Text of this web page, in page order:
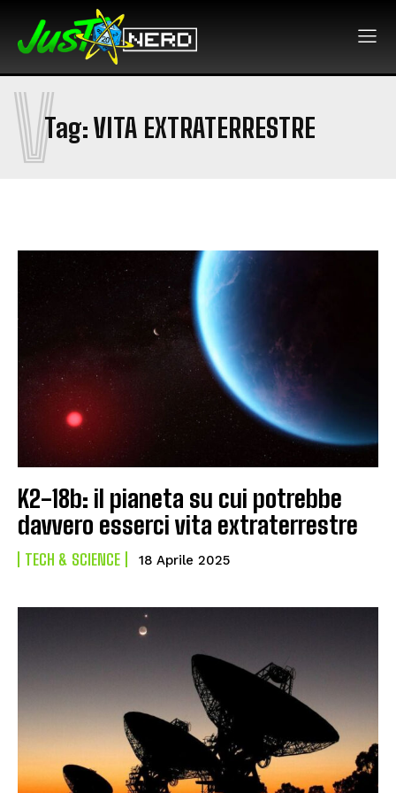
Tag:VITA EXTRATERRESTRE
V
K2-18b: il pianeta su cui potrebbe
davvero esserci vita extraterrestre
TECH & SCIENCE 18 Aprile 2025